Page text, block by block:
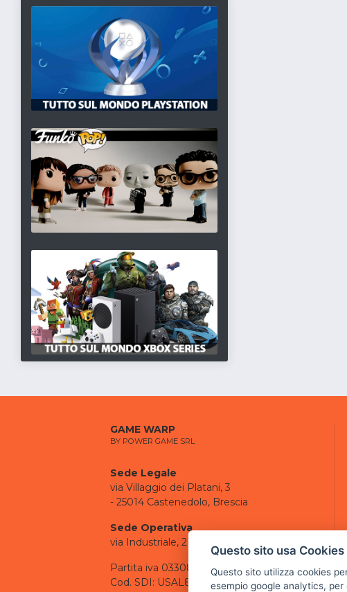
GAME WARP
BY POWER GAME SRL
Sede Legale
via Villaggio dei Platani, 3
- 25014 Castenedolo, Brescia
Sede Operativa
via Industriale, 2 - 25082 Botticino, BS
Partita iva 03308130982
Cod. SDI: USAL8PV
Questo sito usa Cookies
Questo sito utilizza cookies
esempio google analytics,